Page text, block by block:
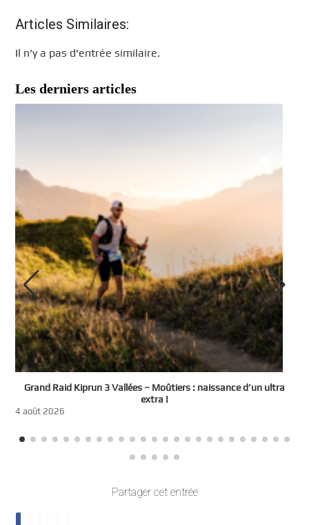
Articles Similaires:
Il n’y a pas d’entrée similaire.
Les derniers articles
Grand Raid Kiprun 3 Vallées – Moûtiers : naissance d’un ultra
extra !
4 août 2026
Partager cet entrée